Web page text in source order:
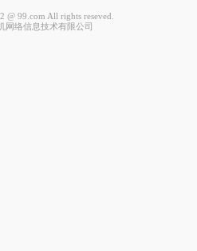
@ 99.com All rights reseved.
网络信息技术有限公司